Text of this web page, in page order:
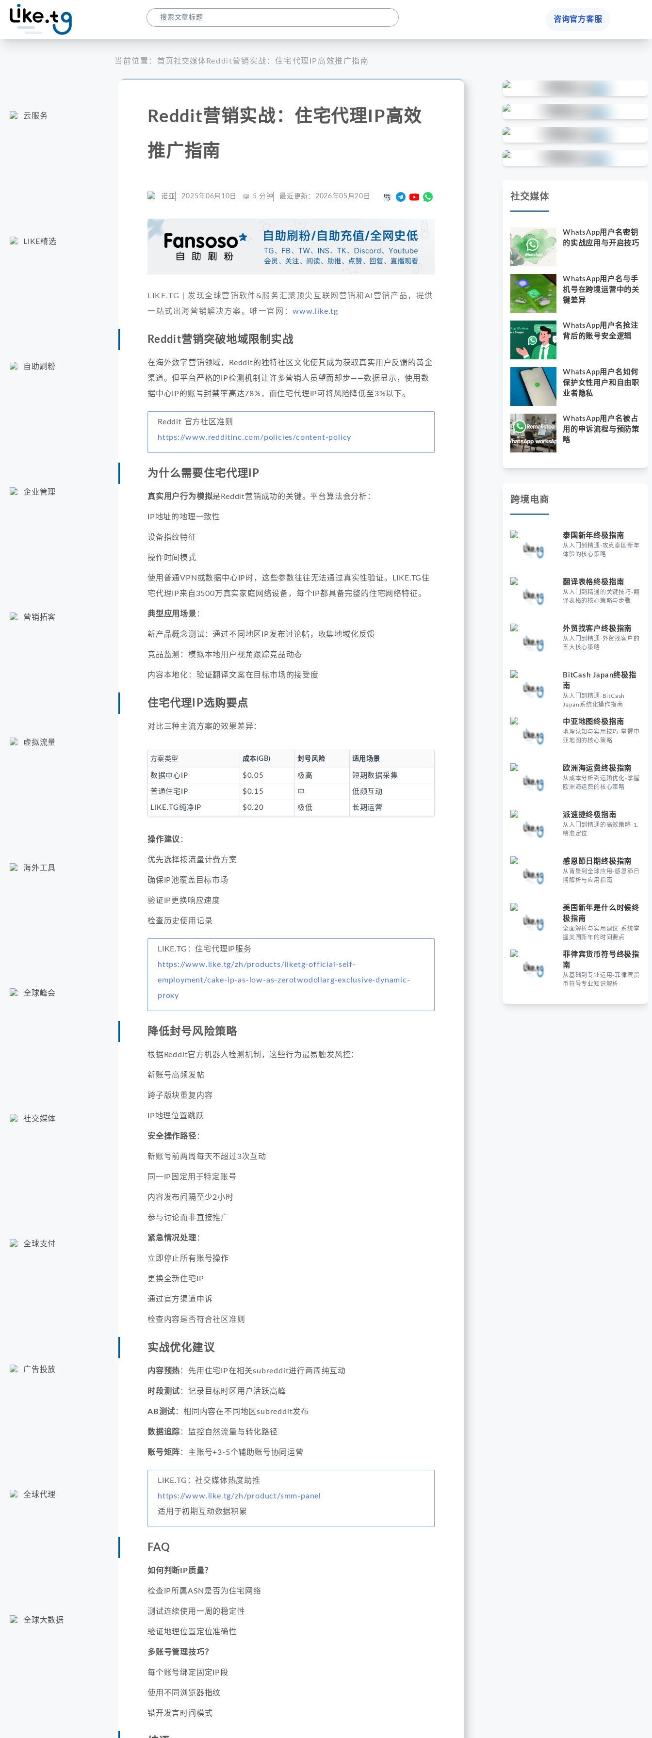
咨询官方客服
云服务
LIKE精选
自助刷粉
企业管理
营销拓客
虚拟流量
海外工具
全球峰会
社交媒体
全球支付
广告投放
全球代理
全球大数据
当前位置： 首页社交媒体 Reddit营销实战：住宅代理IP高效推广指南
Reddit营销实战：住宅代理IP高效
推广指南
诺亚 2025年06月10日 📖 5 分钟 最近更新： 2026年05月20日
LIKE.TG | 发现全球营销软件&服务汇聚顶尖互联网营销和AI营销产品，提供
一站式出海营销解决方案。唯一官网：www.like.tg
Reddit营销突破地域限制实战
在海外数字营销领域，Reddit的独特社区文化使其成为获取真实用户反馈的黄金
渠道。但平台严格的IP检测机制让许多营销人员望而却步——数据显示，使用数
据中心IP的账号封禁率高达78%，而住宅代理IP可将风险降低至3%以下。
Reddit 官方社区准则
https://www.redditinc.com/policies/content-policy
为什么需要住宅代理IP
真实用户行为模拟是Reddit营销成功的关键。平台算法会分析：
IP地址的地理一致性
设备指纹特征
操作时间模式
使用普通VPN或数据中心IP时，这些参数往往无法通过真实性验证。LIKE.TG住
宅代理IP来自3500万真实家庭网络设备，每个IP都具备完整的住宅网络特征。
典型应用场景 ：
新产品概念测试：通过不同地区IP发布讨论帖，收集地域化反馈
竞品监测：模拟本地用户视角跟踪竞品动态
内容本地化：验证翻译文案在目标市场的接受度
住宅代理IP选购要点
对比三种主流方案的效果差异：
方案类型 成本(GB) 封号风险 适用场景
数据中心IP $0.05 极高 短期数据采集
普通住宅IP $0.15 中 低频互动
LIKE.TG纯净IP $0.20 极低 长期运营
操作建议 ：
优先选择按流量计费方案
确保IP池覆盖目标市场
验证IP更换响应速度
检查历史使用记录
LIKE.TG：住宅代理IP服务
https://www.like.tg/zh/products/liketg-official-self-
employment/cake-ip-as-low-as-zerotwodollarg-exclusive-dynamic-
proxy
降低封号风险策略
根据Reddit官方机器人检测机制，这些行为最易触发风控：
新账号高频发帖
跨子版块重复内容
IP地理位置跳跃
安全操作路径 ：
新账号前两周每天不超过3次互动
同一IP固定用于特定账号
内容发布间隔至少2小时
参与讨论而非直接推广
紧急情况处理 ：
立即停止所有账号操作
更换全新住宅IP
通过官方渠道申诉
检查内容是否符合社区准则
实战优化建议
内容预热：先用住宅IP在相关subreddit进行两周纯互动
时段测试 ：记录目标时区用户活跃高峰
AB测试 ：相同内容在不同地区subreddit发布
数据追踪 ：监控自然流量与转化路径
账号矩阵 ：主账号+3-5个辅助账号协同运营
LIKE.TG：社交媒体热度助推
https://www.like.tg/zh/product/smm-panel
适用于初期互动数据积累
FAQ
如何判断IP质量？
检查IP所属ASN是否为住宅网络
测试连续使用一周的稳定性
验证地理位置定位准确性
多账号管理技巧？
每个账号绑定固定IP段
使用不同浏览器指纹
错开发言时间模式
社交媒体
WhatsApp用户名密钥
的实战应用与开启技巧
WhatsApp用户名与手
机号在跨境运营中的关
键差异
WhatsApp用户名抢注
背后的账号安全逻辑
WhatsApp用户名如何
保护女性用户和自由职
业者隐私
WhatsApp用户名被占
用的申诉流程与预防策
略
跨境电商
泰国新年终极指南
从入门到精通-攻克泰国新年
体验的核心策略
翻译表格终极指南
从入门到精通的关键技巧-翻
译表格的核心策略与步骤
外贸找客户终极指南
从入门到精通-外贸找客户的
五大核心策略
BitCash Japan终极指
南
从入门到精通-BitCash
Japan系统化操作指南
中亚地图终极指南
地理认知与实用技巧-掌握中
亚地图的核心策略
欧洲海运费终极指南
从成本分析到运输优化-掌握
欧洲海运费的核心策略
派速捷终极指南
从入门到精通的高效策略-1.
精准定位
感恩節日期终极指南
从背景到全球应用-感恩節日
期解析与应用指南
美国新年是什么时候终
极指南
全面解析与实用建议-系统掌
握美国新年的时间要点
菲律宾货币符号终极指
南
从基础到专业运用-菲律宾货
币符号专业知识解析